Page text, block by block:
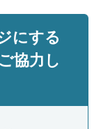
にする
協力し